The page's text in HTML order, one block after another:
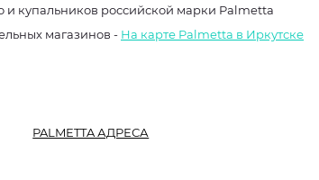
купальников российской марки Palmetta
магазинов - На карте Palmetta в Иркутске
PALMETTA АДРЕСА